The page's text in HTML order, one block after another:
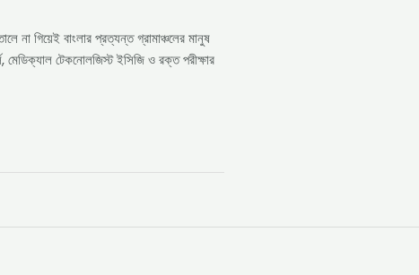
না গিয়েই বাংলার প্রত্যন্ত গ্রামাঞ্চলের মানুষ
মেডিক্যাল টেকনোলজিস্ট ইসিজি ও রক্ত পরীক্ষার